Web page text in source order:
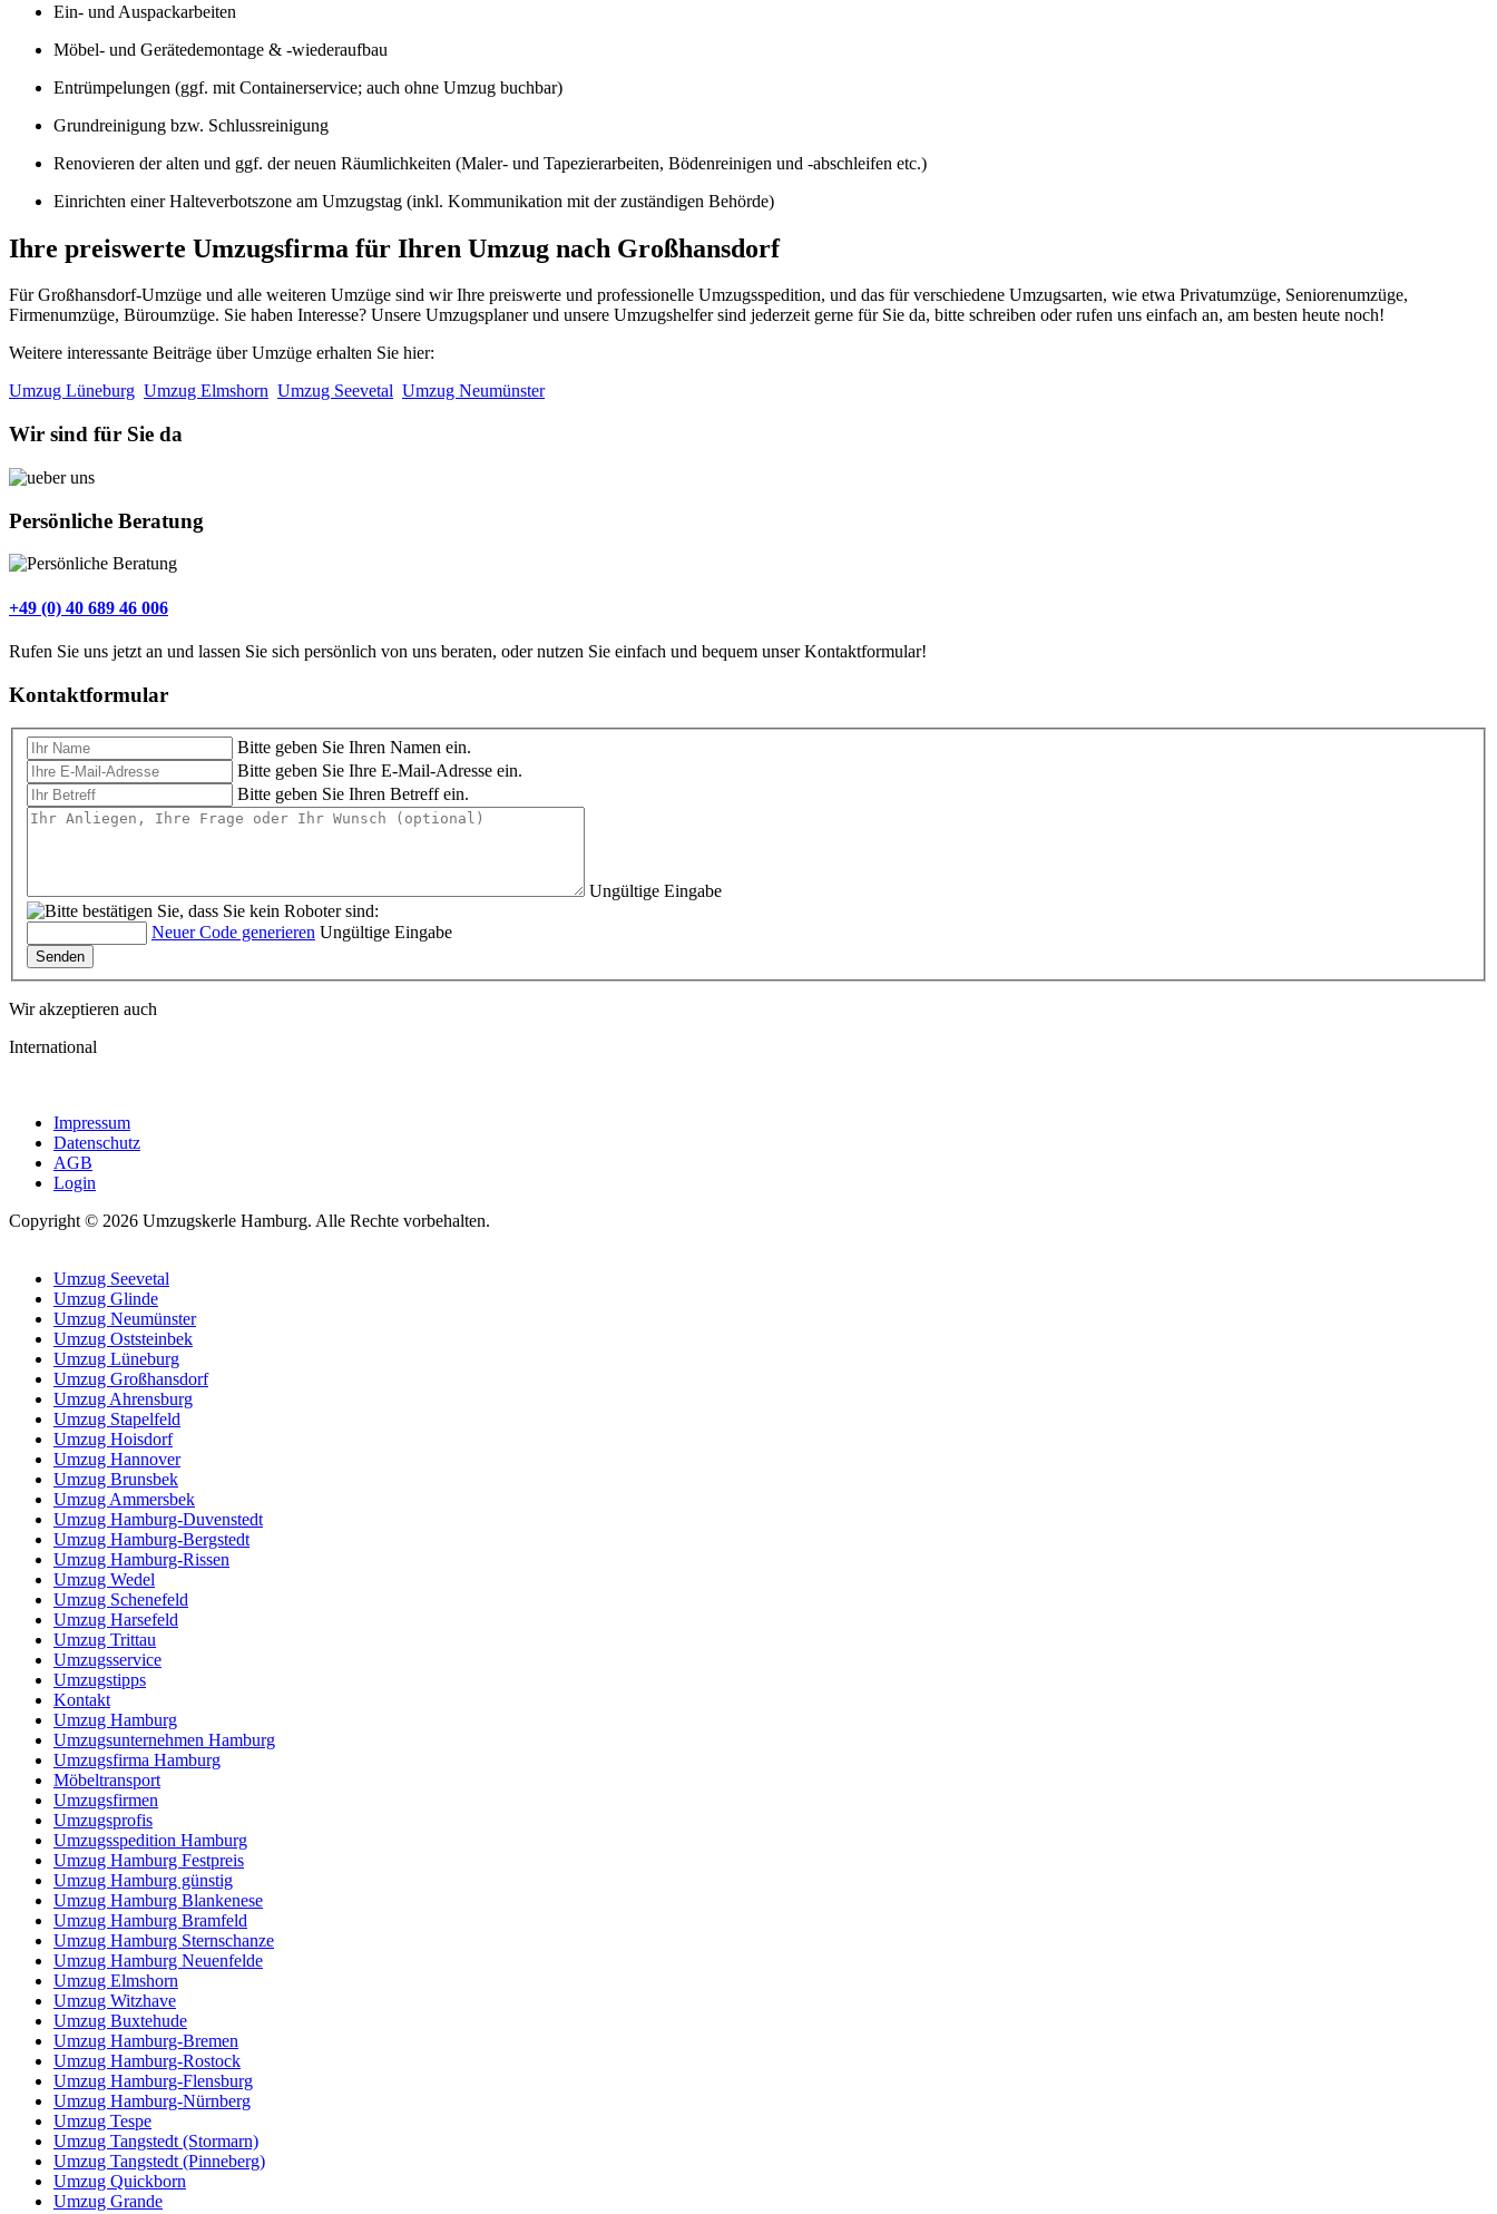
Ein- und Auspackarbeiten
Möbel- und Gerätedemontage & -wiederaufbau
Entrümpelungen (ggf. mit Containerservice; auch ohne Umzug buchbar)
Grundreinigung bzw. Schlussreinigung
Renovieren der alten und ggf. der neuen Räumlichkeiten (Maler- und Tapezierarbeiten, Bödenreinigen und -abschleifen etc.)
Einrichten einer Halteverbotszone am Umzugstag (inkl. Kommunikation mit der zuständigen Behörde)
Ihre preiswerte Umzugsfirma für Ihren Umzug nach Großhansdorf
Für Großhansdorf-Umzüge und alle weiteren Umzüge sind wir Ihre preiswerte und professionelle Umzugsspedition, und das für verschiedene Umzugsarten, wie etwa Privatumzüge, Seniorenumzüge,
Firmenumzüge, Büroumzüge. Sie haben Interesse? Unsere Umzugsplaner und unsere Umzugshelfer sind jederzeit gerne für Sie da, bitte schreiben oder rufen uns einfach an, am besten heute noch!
Weitere interessante Beiträge über Umzüge erhalten Sie hier:
Umzug Lüneburg Umzug Elmshorn Umzug Seevetal Umzug Neumünster
Wir sind für Sie da
Persönliche Beratung
+49 (0) 40 689 46 006
Rufen Sie uns jetzt an und lassen Sie sich persönlich von uns beraten, oder nutzen Sie einfach und bequem unser Kontaktformular!
Kontaktformular
Bitte geben Sie Ihren Namen ein.
Bitte geben Sie Ihre E-Mail-Adresse ein.
Bitte geben Sie Ihren Betreff ein.
Ungültige Eingabe
Neuer Code generieren Ungültige Eingabe
Senden
Wir akzeptieren auch
International
Impressum
Datenschutz
AGB
Login
Copyright © 2026 Umzugskerle Hamburg. Alle Rechte vorbehalten.
Umzug Seevetal
Umzug Glinde
Umzug Neumünster
Umzug Oststeinbek
Umzug Lüneburg
Umzug Großhansdorf
Umzug Ahrensburg
Umzug Stapelfeld
Umzug Hoisdorf
Umzug Hannover
Umzug Brunsbek
Umzug Ammersbek
Umzug Hamburg-Duvenstedt
Umzug Hamburg-Bergstedt
Umzug Hamburg-Rissen
Umzug Wedel
Umzug Schenefeld
Umzug Harsefeld
Umzug Trittau
Umzugsservice
Umzugstipps
Kontakt
Umzug Hamburg
Umzugsunternehmen Hamburg
Umzugsfirma Hamburg
Möbeltransport
Umzugsfirmen
Umzugsprofis
Umzugsspedition Hamburg
Umzug Hamburg Festpreis
Umzug Hamburg günstig
Umzug Hamburg Blankenese
Umzug Hamburg Bramfeld
Umzug Hamburg Sternschanze
Umzug Hamburg Neuenfelde
Umzug Elmshorn
Umzug Witzhave
Umzug Buxtehude
Umzug Hamburg-Bremen
Umzug Hamburg-Rostock
Umzug Hamburg-Flensburg
Umzug Hamburg-Nürnberg
Umzug Tespe
Umzug Tangstedt (Stormarn)
Umzug Tangstedt (Pinneberg)
Umzug Quickborn
Umzug Grande